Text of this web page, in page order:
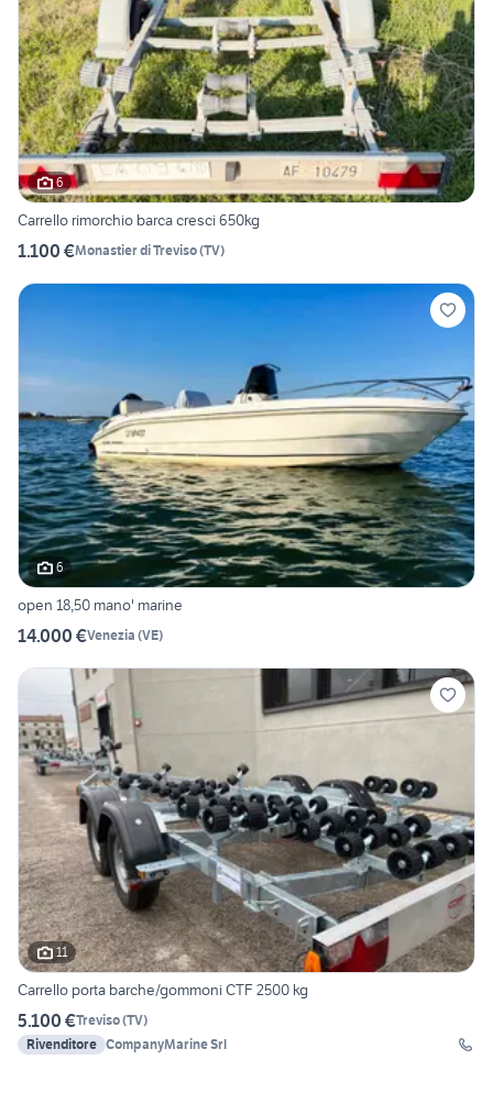
6
Carrello rimorchio barca cresci 650kg
1.100 €Monastier di Treviso(TV)
6
open 18,50 mano' marine
14.000 €Venezia (VE)
11
Carrello porta barche/gommoni CTF 2500 kg
5.100 €Treviso(TV)
Rivenditore CompanyMarine Srl